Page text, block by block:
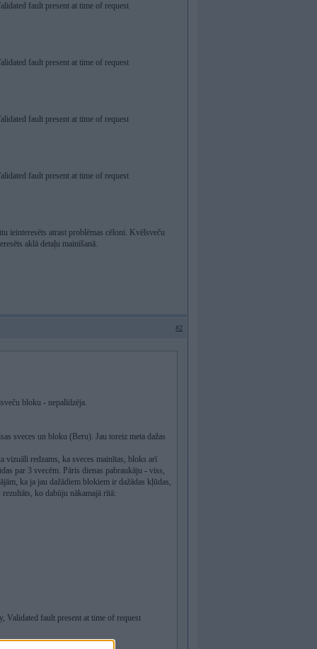
fault present at time of request
fault present at time of request
fault present at time of request
fault present at time of request
ieinteresēts atrast problēmas cēloni. Kvēlsveču
aklā detaļu mainīšanā.
#2
bloku - nepalīdzēja.
sveces un bloku (Beru). Jau toreiz meta dažas
vizuāli redzams, ka sveces mainītas, bloks arī
par 3 svecēm. Pāris dienas pabraukāju - viss,
ka ja jau dažādiem blokiem ir dažādas kļūdas,
ko dabūju nākamajā rītā:
Validated fault present at time of request